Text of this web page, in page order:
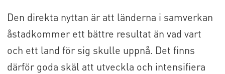
Den direkta nyttan är att länderna i samverkan
åstadkommer ett bättre resultat än vad vart
och ett land för sig skulle uppnå. Det finns
därför goda skäl att utveckla och intensifiera